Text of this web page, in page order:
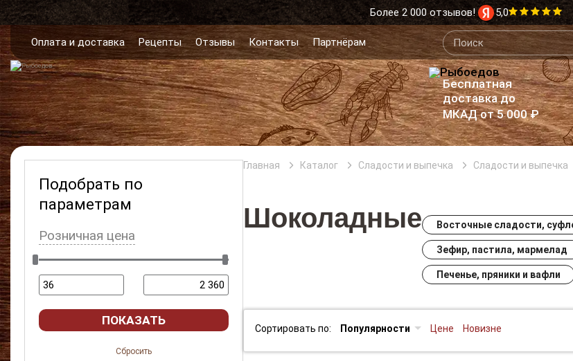
Более 2 000 отзывов! 5,0
Оплата и доставка Рецепты Отзывы Контакты Партнёрам
Бесплатная
доставка до
МКАД от 5 000 ₽
Подобрать по
параметрам
Розничная цена
Главная Каталог Сладости и выпечка Сладости и выпечка
Шоколадные Восточные сладости,
Зефир, пастила, мармелад
Печенье, пряники и вафли
Сортировать по: Популярности Цене Новизне